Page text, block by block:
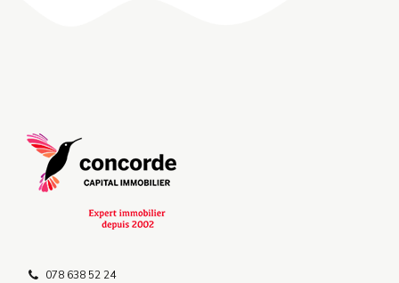
078 638 52 24